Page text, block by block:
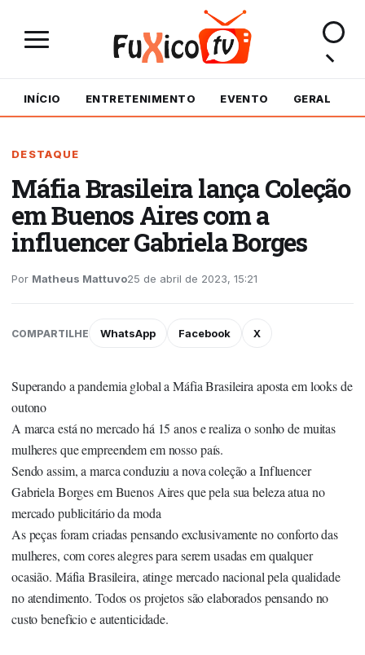
INÍCIO ENTRETENIMENTO EVENTO GERAL
DESTAQUE
Máfia Brasileira lança Coleção
em Buenos Aires com a
influencer Gabriela Borges
Por Matheus Mattuvo25 de abril de 2023, 15:21
COMPARTILHE WhatsApp Facebook X
Superando a pandemia global a Máfia Brasileira aposta em looks de
outono
A marca está no mercado há 15 anos e realiza o sonho de muitas
mulheres que empreendem em nosso país.
Sendo assim, a marca conduziu a nova coleção a Influencer
Gabriela Borges em Buenos Aires que pela sua beleza atua no
mercado publicitário da moda
As peças foram criadas pensando exclusivamente no conforto das
mulheres, com cores alegres para serem usadas em qualquer
ocasião. Máfia Brasileira, atinge mercado nacional pela qualidade
no atendimento. Todos os projetos são elaborados pensando no
custo beneficio e autenticidade.